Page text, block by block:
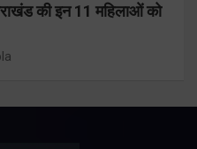
की इन 11 महिलाओं को